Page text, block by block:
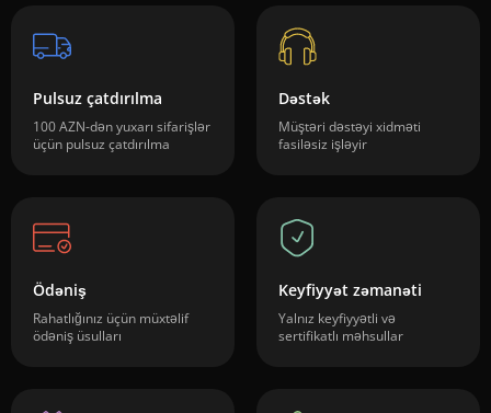
Pulsuz çatdırılma
100 AZN-dən yuxarı sifarişlər
üçün pulsuz çatdırılma
Dəstək
Müştəri dəstəyi xidməti
fasiləsiz işləyir
Ödəniş
Rahatlığınız üçün müxtəlif
ödəniş üsulları
Keyfiyyət zəmanəti
Yalnız keyfiyyətli və
sertifikatlı məhsullar